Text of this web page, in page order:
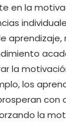
en la
la
los
con
la